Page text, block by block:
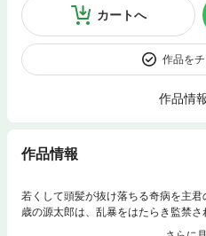
カートへ
作品を
作品情
作品情報
若くして頭髪が抜け落ちる奇病を主
歳の源太郎は、乱暴をはたらき監禁さ
ることを許されるが、実は主君の血